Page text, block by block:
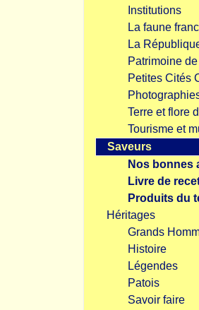
Institutions
La faune
La
Patrimoine
Petites Cités
Terre et flore
Tourisme et
Saveurs
Nos bonnes
Livre de
Produits du
Héritages
Grands
Histoire
Légendes
Patois
Savoir faire